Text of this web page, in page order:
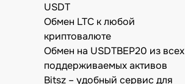
USDT
Обмен LTC к любой
криптовалюте
Обмен на USDTBEP20 из всех
поддерживаемых активов
Bitsz – удобный сервис для